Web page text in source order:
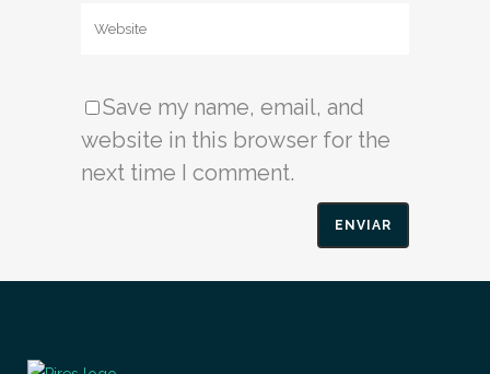
Save my name, email, and
website in this browser for the
next time I comment.